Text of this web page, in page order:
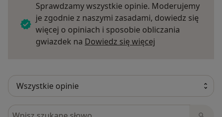
Sprawdzamy wszystkie opinie. Moderujemy
je zgodnie z naszymi zasadami, dowiedz się
więcej o opiniach i sposobie obliczania
gwiazdek na Dowiedz się więcej
Szukaj w opiniach